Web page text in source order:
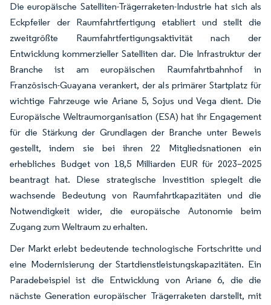
Die europäische Satelliten-Trägerraketen-Industrie hat sich als
Eckpfeiler der Raumfahrtfertigung etabliert und stellt die
zweitgrößte Raumfahrtfertigungsaktivität nach der
Entwicklung kommerzieller Satelliten dar. Die Infrastruktur der
Branche ist am europäischen Raumfahrtbahnhof in
Französisch-Guayana verankert, der als primärer Startplatz für
wichtige Fahrzeuge wie Ariane 5, Sojus und Vega dient. Die
Europäische Weltraumorganisation (ESA) hat ihr Engagement
für die Stärkung der Grundlagen der Branche unter Beweis
gestellt, indem sie bei ihren 22 Mitgliedsnationen ein
erhebliches Budget von 18,5 Milliarden EUR für 2023–2025
beantragt hat. Diese strategische Investition spiegelt die
wachsende Bedeutung von Raumfahrtkapazitäten und die
Notwendigkeit wider, die europäische Autonomie beim
Zugang zum Weltraum zu erhalten.
Der Markt erlebt bedeutende technologische Fortschritte und
eine Modernisierung der Startdienstleistungskapazitäten. Ein
Paradebeispiel ist die Entwicklung von Ariane 6, die die
nächste Generation europäischer Trägerraketen darstellt, mit